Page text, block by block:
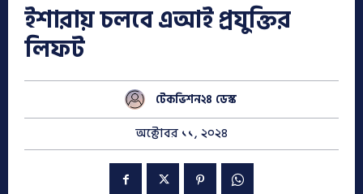
ইশারায় চলবে এআই প্রযুক্তির
লিফট
টেকভিশন২৪ ডেস্ক
অক্টোবর ১১, ২০২৪